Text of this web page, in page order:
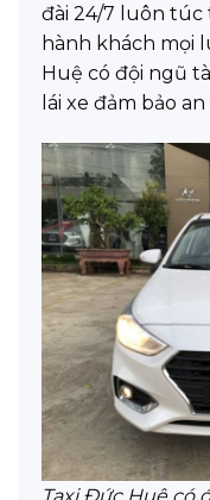
đài 24/7 luôn túc
hành khách mọi
Huệ có đội ngũ
lái xe đảm bảo
Taxi Đức Huệ có